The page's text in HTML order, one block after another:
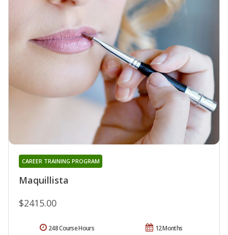
Maquillista
CAREER TRAINING PROGRAM
$2415.00
12 Months
248 Course Hours